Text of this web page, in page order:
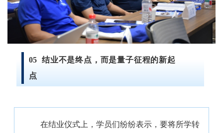
05 结业不是终点，而是量子征程的新起
点
在结业仪式上，学员们纷纷表示，要将所学转